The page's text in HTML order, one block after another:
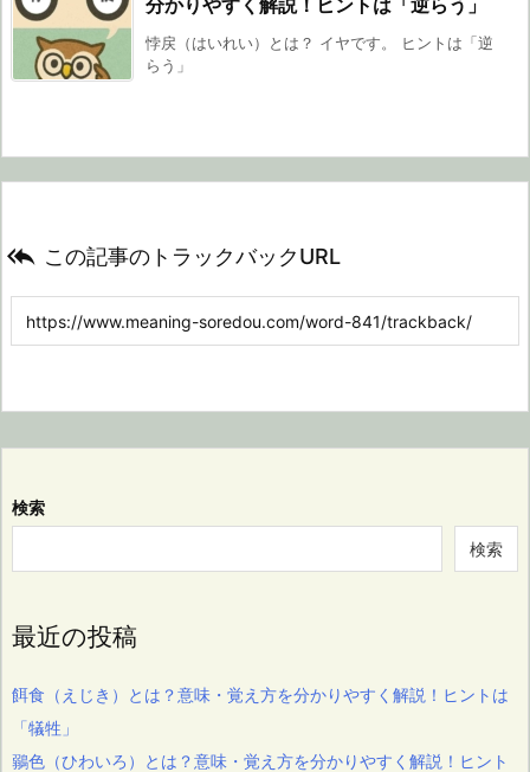
分かりやすく解説！ヒントは「逆らう」
悖戻（はいれい）とは？ イヤです。 ヒントは「逆
らう」
 この記事のトラックバックURL
検索
検索
最近の投稿
餌食（えじき）とは？意味・覚え方を分かりやすく解説！ヒントは
「犠牲」
鶸色（ひわいろ）とは？意味・覚え方を分かりやすく解説！ヒント